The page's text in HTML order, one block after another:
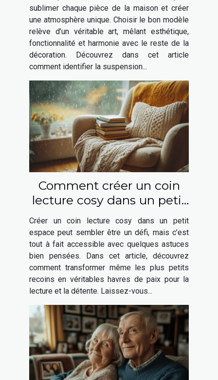
maison ?
sublimer chaque pièce de la maison et créer
une atmosphère unique. Choisir le bon modèle
relève d’un véritable art, mêlant esthétique,
fonctionnalité et harmonie avec le reste de la
décoration. Découvrez dans cet article
comment identifier la suspension...
Comment créer un coin
lecture cosy dans un petit
espace
Créer un coin lecture cosy dans un petit
espace peut sembler être un défi, mais c’est
tout à fait accessible avec quelques astuces
bien pensées. Dans cet article, découvrez
comment transformer même les plus petits
recoins en véritables havres de paix pour la
lecture et la détente. Laissez-vous...